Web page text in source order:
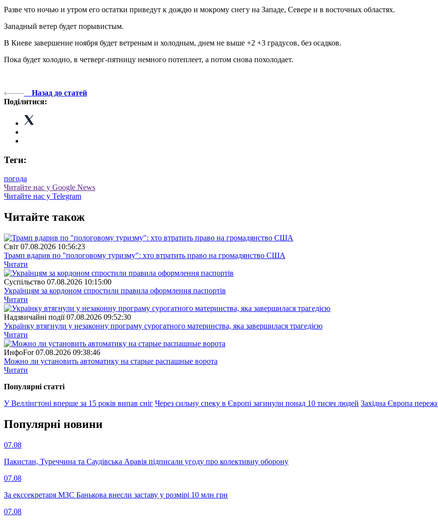
Разве что ночью и утром его остатки приведут к дождю и мокрому снегу на Западе, Севере и в восточных областях.
Западный ветер будет порывистым.
В Киеве завершение ноября будет ветреным и холодным, днем ​​не выше +2 +3 градусов, без осадков.
Пока будет холодно, в четверг-пятницу немного потеплеет, а потом снова похолодает.
Назад до статей
Поділитися:
Теги:
погода
Читайте нас у Google News
Читайте нас у Telegram
Читайте також
Свiт 07.08.2026 10:56:23
Трамп вдарив по "пологовому туризму": хто втратить право на громадянство США
Читати
Суспiльство 07.08.2026 10:15:00
Українцям за кордоном спростили правила оформлення паспортів
Читати
Надзвичайні події 07.08.2026 09:52:30
Українку втягнули у незаконну програму сурогатного материнства, яка завершилася трагедією
Читати
ИнфоFor 07.08.2026 09:38:46
Можно ли установить автоматику на старые распашные ворота
Читати
Популярнi статтi
У Веллінгтоні вперше за 15 років випав сніг Через сильну спеку в Європі загинули понад 10 тисяч людей Західна Європа
Популярнi новини
07.08
Пакистан, Туреччина та Саудівська Аравія підписали угоду про колективну оборону
07.08
За екссекретаря МЗС Банькова внесли заставу у розмірі 10 млн грн
07.08